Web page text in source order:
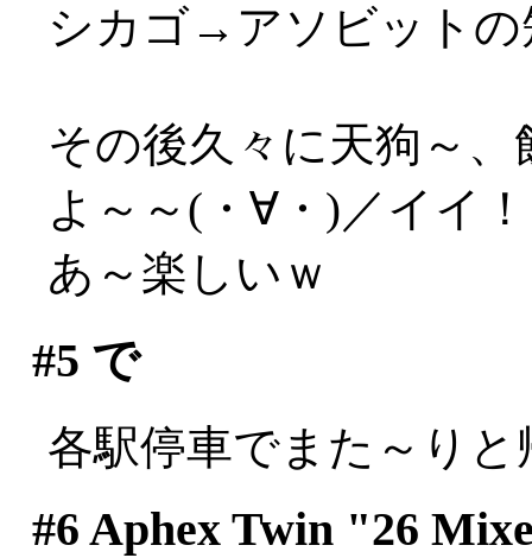
シカゴ→アソビットの
その後久々に天狗～
よ～～(・∀・)／イイ
あ～楽しいｗ
#5 で
各駅停車でまた～りと
#6 Aphex Twin "26